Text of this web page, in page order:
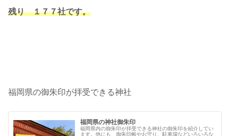
残り １７７社です。
福岡県の御朱印が拝受できる神社
福岡県の神社御朱印
福岡県内の御朱印が拝受できる神社の御朱印を紹介してい
ます。他にも 御朱印帳やお守り、駐車場などいろいろな